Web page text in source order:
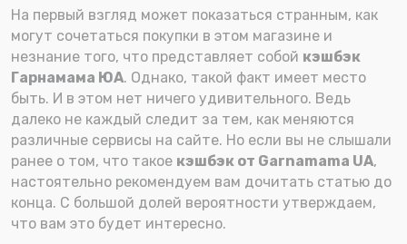
На первый взгляд может показаться странным, как
могут сочетаться покупки в этом магазине и
незнание того, что представляет собой кэшбэк
Гарнамама ЮА. Однако, такой факт имеет место
быть. И в этом нет ничего удивительного. Ведь
далеко не каждый следит за тем, как меняются
различные сервисы на сайте. Но если вы не слышали
ранее о том, что такое кэшбэк от Garnamama UA,
настоятельно рекомендуем вам дочитать статью до
конца. С большой долей вероятности утверждаем,
что вам это будет интересно.